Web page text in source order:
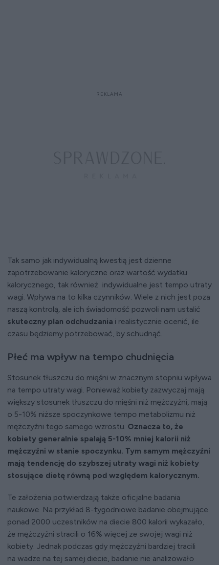
Tak samo jak indywidualną kwestią jest dzienne
zapotrzebowanie kaloryczne oraz wartość wydatku
kalorycznego, tak również indywidualne jest tempo utraty
wagi. Wpływa na to kilka czynników. Wiele z nich jest poza
naszą kontrolą, ale ich świadomość pozwoli nam ustalić
skuteczny plan odchudzania i realistycznie ocenić, ile
czasu będziemy potrzebować, by schudnąć.
Płeć ma wpływ na tempo chudnięcia
Stosunek tłuszczu do mięśni w znacznym stopniu wpływa
na tempo utraty wagi. Ponieważ kobiety zazwyczaj mają
większy stosunek tłuszczu do mięśni niż mężczyźni, mają
o 5-10% niższe spoczynkowe tempo metabolizmu niż
mężczyźni tego samego wzrostu. Oznacza to, że
kobiety generalnie spalają 5-10% mniej kalorii niż
mężczyźni w stanie spoczynku. Tym samym mężczyźni
mają tendencję do szybszej utraty wagi niż kobiety
stosujące dietę równą pod względem kalorycznym.
Te założenia potwierdzają także oficjalne badania
naukowe. Na przykład 8-tygodniowe badanie obejmujące
ponad 2000 uczestników na diecie 800 kalorii wykazało,
że mężczyźni stracili o 16% więcej ze swojej wagi niż
kobiety. Jednak podczas gdy mężczyźni bardziej tracili
na wadze na tej samej diecie, badanie nie analizowało